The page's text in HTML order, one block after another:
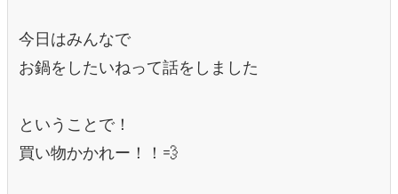
今日はみんなで
お鍋をしたいねって話をしました
ということで！
買い物かかれー！！💨